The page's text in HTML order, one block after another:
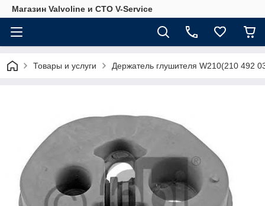
Магазин Valvoline и СТО V-Service
Товары и услуги Держатель глушителя W210(210 492